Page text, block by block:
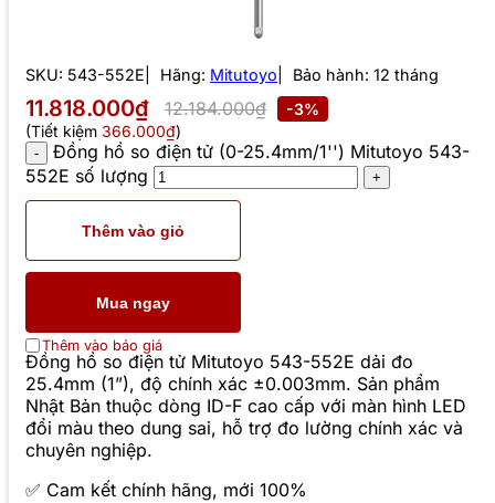
SKU: 543-552E Hãng: Mitutoyo Bảo hành: 12 tháng
11.818.000₫ 12.184.000₫
-3%
(Tiết kiệm 366.000₫)
Đồng hồ so điện tử (0-25.4mm/1'') Mitutoyo 543-
552E số lượng
Thêm vào giỏ
Mua ngay
Thêm vào báo giá
Đồng hồ so điện tử Mitutoyo 543-552E dải đo
25.4mm (1”), độ chính xác ±0.003mm. Sản phẩm
Nhật Bản thuộc dòng ID-F cao cấp với màn hình LED
đổi màu theo dung sai, hỗ trợ đo lường chính xác và
chuyên nghiệp.
✅ Cam kết chính hãng, mới 100%